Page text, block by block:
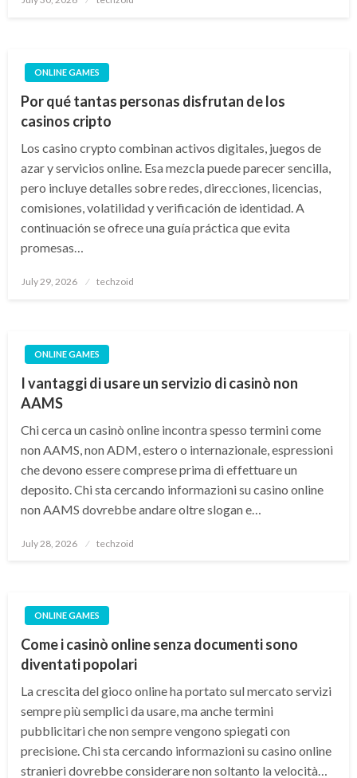
ONLINE GAMES
Por qué tantas personas disfrutan de los
casinos cripto
Los casino crypto combinan activos digitales, juegos de
azar y servicios online. Esa mezcla puede parecer sencilla,
pero incluye detalles sobre redes, direcciones, licencias,
comisiones, volatilidad y verificación de identidad. A
continuación se ofrece una guía práctica que evita
promesas…
Posted
July 29, 2026 techzoid
ONLINE GAMES
I vantaggi di usare un servizio di casinò non
AAMS
Chi cerca un casinò online incontra spesso termini come
non AAMS, non ADM, estero o internazionale, espressioni
che devono essere comprese prima di effettuare un
deposito. Chi sta cercando informazioni su casino online
non AAMS dovrebbe andare oltre slogan e…
Posted
July 28, 2026 techzoid
ONLINE GAMES
Come i casinò online senza documenti sono
diventati popolari
La crescita del gioco online ha portato sul mercato servizi
sempre più semplici da usare, ma anche termini
pubblicitari che non sempre vengono spiegati con
precisione. Chi sta cercando informazioni su casino online
stranieri dovrebbe considerare non soltanto la velocità…